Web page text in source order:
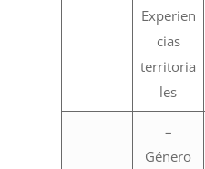
Experien
cias
territoria
les
–
Género